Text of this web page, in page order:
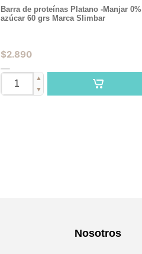
Barra de proteínas Platano -Manjar 0%
azúcar 60 grs Marca Slimbar
$2.890
▲
▼
Nosotros